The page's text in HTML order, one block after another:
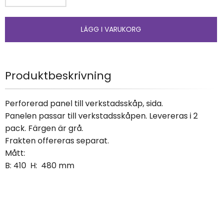
Produktbeskrivning
Perforerad panel till verkstadsskåp, sida.
Panelen passar till verkstadsskåpen. Levereras i 2
pack. Färgen är grå.
Frakten offereras separat.
Mått:
B: 410 H: 480 mm